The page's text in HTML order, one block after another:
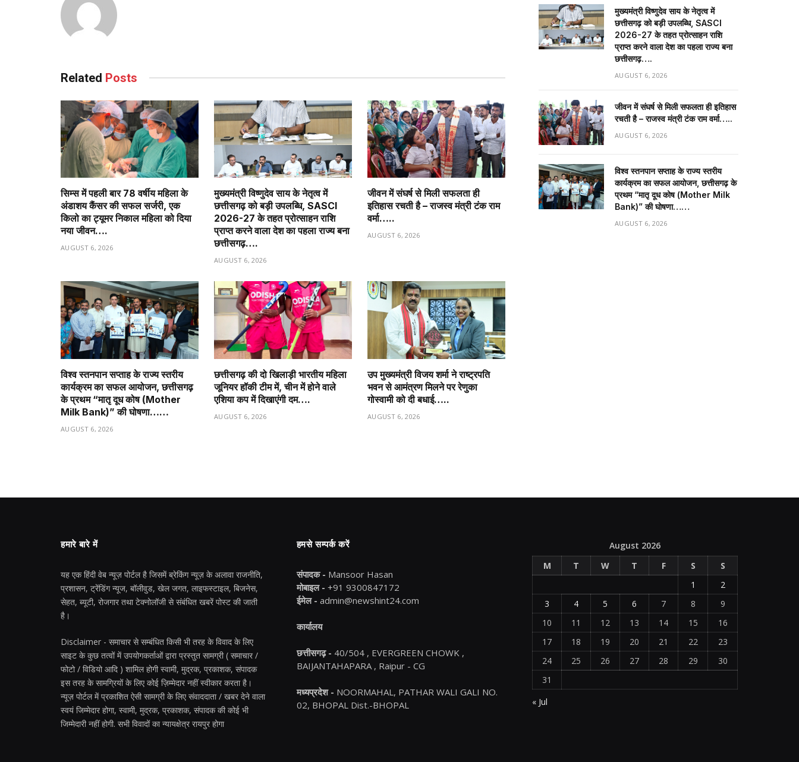
Related Posts
सिम्स में पहली बार 78 वर्षीय महिला के
अंडाशय कैंसर की सफल सर्जरी, एक
किलो का ट्यूमर निकाल महिला को दिया
नया जीवन….
AUGUST 6, 2026
मुख्यमंत्री विष्णुदेव साय के नेतृत्व में
छत्तीसगढ़ को बड़ी उपलब्धि, SASCI
2026-27 के तहत प्रोत्साहन राशि
प्राप्त करने वाला देश का पहला राज्य बना
छत्तीसगढ़….
AUGUST 6, 2026
जीवन में संघर्ष से मिली सफलता ही
इतिहास रचती है – राजस्व मंत्री टंक राम
वर्मा…..
AUGUST 6, 2026
विश्व स्तनपान सप्ताह के राज्य स्तरीय
कार्यक्रम का सफल आयोजन, छत्तीसगढ़
के प्रथम “मातृ दूध कोष (Mother
Milk Bank)” की घोषणा……
AUGUST 6, 2026
छत्तीसगढ़ की दो खिलाड़ी भारतीय महिला
जूनियर हॉकी टीम में, चीन में होने वाले
एशिया कप में दिखाएंगी दम….
AUGUST 6, 2026
उप मुख्यमंत्री विजय शर्मा ने राष्ट्रपति
भवन से आमंत्रण मिलने पर रेणुका
गोस्वामी को दी बधाई…..
AUGUST 6, 2026
मुख्यमंत्री विष्णुदेव साय के नेतृत्व में
छत्तीसगढ़ को बड़ी उपलब्धि, SASCI
2026-27 के तहत प्रोत्साहन राशि
प्राप्त करने वाला देश का पहला राज्य बना
छत्तीसगढ़….
AUGUST 6, 2026
जीवन में संघर्ष से मिली सफलता ही इतिहास
रचती है – राजस्व मंत्री टंक राम वर्मा…..
AUGUST 6, 2026
विश्व स्तनपान सप्ताह के राज्य स्तरीय
कार्यक्रम का सफल आयोजन, छत्तीसगढ़ के
प्रथम “मातृ दूध कोष (Mother Milk
Bank)” की घोषणा……
AUGUST 6, 2026
हमारे बारे में
यह एक हिंदी वेब न्यूज़ पोर्टल है जिसमें ब्रेकिंग न्यूज़ के अलावा राजनीति,
प्रशासन, ट्रेंडिंग न्यूज, बॉलीवुड, खेल जगत, लाइफस्टाइल, बिजनेस,
सेहत, ब्यूटी, रोजगार तथा टेक्नोलॉजी से संबंधित खबरें पोस्ट की जाती
है।
Disclaimer - समाचार से सम्बंधित किसी भी तरह के विवाद के लिए
साइट के कुछ तत्वों में उपयोगकर्ताओं द्वारा प्रस्तुत सामग्री ( समाचार /
फोटो / विडियो आदि ) शामिल होगी स्वामी, मुद्रक, प्रकाशक, संपादक
इस तरह के सामग्रियों के लिए कोई ज़िम्मेदार नहीं स्वीकार करता है।
न्यूज़ पोर्टल में प्रकाशित ऐसी सामग्री के लिए संवाददाता / खबर देने वाला
स्वयं जिम्मेदार होगा, स्वामी, मुद्रक, प्रकाशक, संपादक की कोई भी
जिम्मेदारी नहीं होगी. सभी विवादों का न्यायक्षेत्र रायपुर होगा
हमसे सम्पर्क करें
संपादक - Mansoor Hasan
मोबाइल - +91 9300847172
ईमेल - admin@newshint24.com
कार्यालय
छत्तीसगढ़ - 40/504 , EVERGREEN CHOWK ,
BAIJANTAHAPARA , Raipur - CG
मध्यप्रदेश - NOORMAHAL, PATHAR WALI GALI NO.
02, BHOPAL Dist.-BHOPAL
August 2026
M
T W T F S
S
1
2
3
4 5 6 7 8
9
10
11 12 13 14 15
16
17
18 19 20 21 22
23
24
25 26 27 28 29
30
31
« Jul